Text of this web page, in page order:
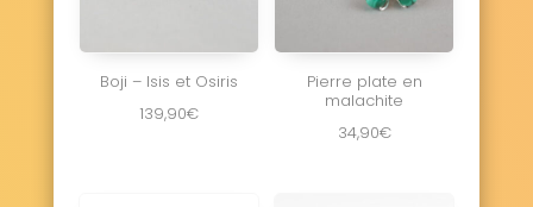
Boji – Isis et Osiris
139,90€
Pierre plate en
malachite
34,90€